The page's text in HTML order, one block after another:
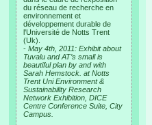
du réseau de recherche en
environnement et
développement durable de
l'Université de Notts Trent
(Uk).
- May 4th, 2011: Exhibit about
Tuvalu and AT’s small is
beautiful plan by and with
Sarah Hemstock. at Notts
Trent Uni Environment &
Sustainability Research
Network Exhibition, DICE
Centre Conference Suite, City
Campus.